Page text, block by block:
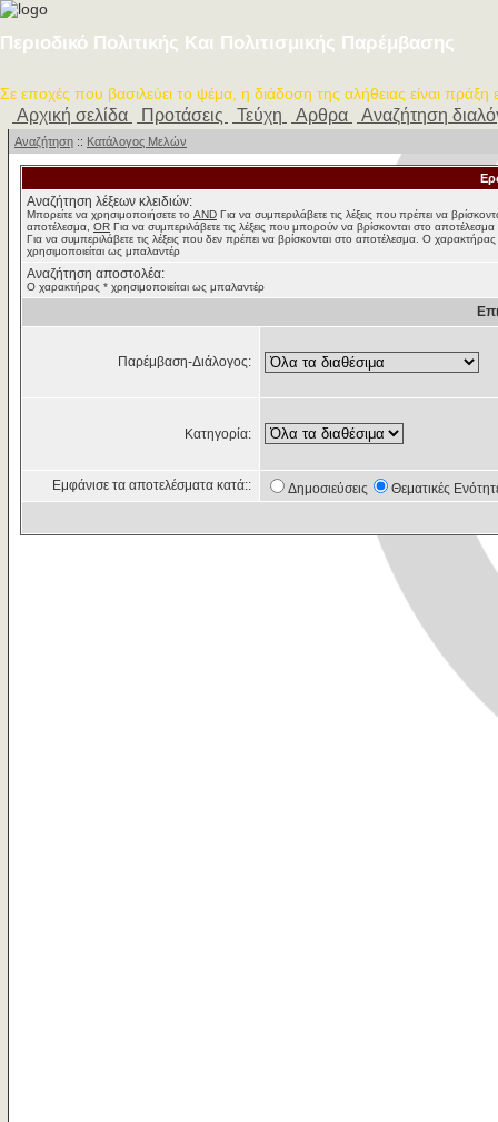
Περιοδικό Πολιτικής Και Πολιτισμικής Παρέμβασης
Σε εποχές που βασιλεύει το ψέμα, η διάδοση της αλήθειας είναι πράξη
Αρχική σελίδα Προτάσεις Τεύχη Αρθρα Αναζήτηση
Αναζήτηση :: Κατάλογος Μελών
Αναζήτηση λέξεων κλειδιών:
Μπορείτε να χρησιμοποιήσετε το AND Για να συμπεριλάβετε τις λέξεις που πρέπει να
αποτέλεσμα, OR Για να συμπεριλάβετε τις λέξεις που μπορούν να βρίσκονται στο αποτέλεσμα
Για να συμπεριλάβετε τις λέξεις που δεν πρέπει να βρίσκονται στο αποτέλεσμα. Ο
χρησιμοποιείται ως μπαλαντέρ
Αναζήτηση αποστολέα:
Ο χαρακτήρας * χρησιμοποιείται ως μπαλαντέρ
Παρέμβαση-Διάλογος:
Κατηγορία:
Εμφάνισε τα αποτελέσματα κατά:: Δημοσιεύσεις Θεματικές